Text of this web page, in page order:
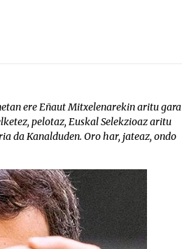
ere Eñaut Mitxelenarekin aritu gara
pelotaz, Euskal Selekzioaz aritu
da Kanalduden. Oro har, jateaz, ondo